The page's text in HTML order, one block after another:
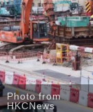
Photo from
HKCNews